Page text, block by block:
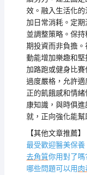
效。融入生活化
加日常消耗。定
並調整策略。保
期投資而非負擔
動能增加樂趣和
加路跑或健身比
過度嚴格，允許
正的飢餓感和情
康知識，與時俱
就，正向強化能幫
【其他文章推薦】
最受歡迎醫美保養
去角質你用對了嗎
哪些問題可以用肉